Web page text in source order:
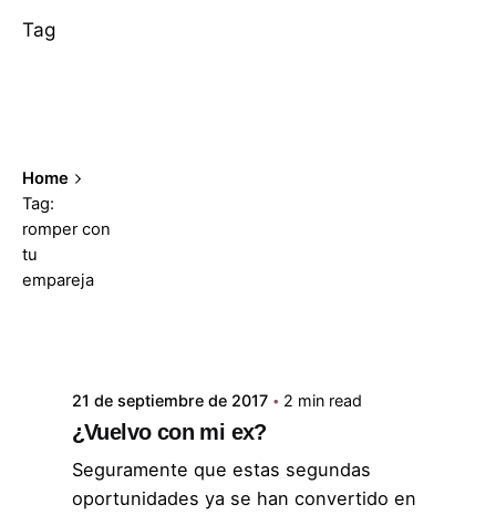
Tag
Home
Tag:
romper con
tu
empareja
21 de septiembre de 2017 2 min read
¿Vuelvo con mi ex?
Seguramente que estas segundas
oportunidades ya se han convertido en